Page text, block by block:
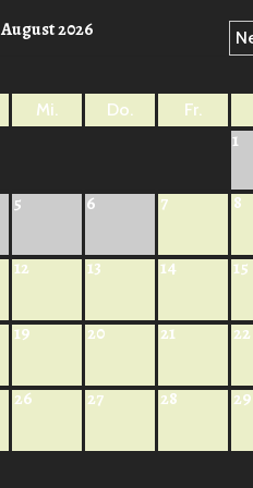
August 2026
Mi. Do. Fr.
1
5 6 7 8
12 13 14 15
19 20 21 22
26 27 28 29